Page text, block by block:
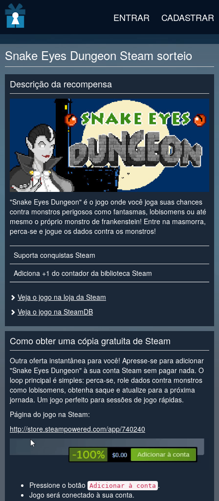
ENTRAR CADASTRAR
Snake Eyes Dungeon Steam sorteio
Descrição da recompensa
"Snake Eyes Dungeon" é o jogo onde você joga suas chances
contra monstros perigosos como fantasmas, lobisomens ou até
mesmo o próprio monstro de frankenstein! Entre na masmorra,
perca-se e jogue os dados contra os monstros!
Suporta conquistas Steam
Adiciona +1 do contador da biblioteca Steam
Veja o jogo na loja da Steam
Veja o jogo na SteamDB
Como obter uma cópia gratuita de Steam
Outra oferta instantânea para você! Apresse-se para adicionar
"Snake Eyes Dungeon" à sua conta Steam sem pagar nada. O
loop principal é simples: perca-se, role dados contra monstros
como lobisomens, obtenha saque e atualize para a próxima
jornada. Um jogo perfeito para sessões de jogo rápidas.
Página do jogo na Steam:
http://store.steampowered.com/app/740240
Pressione o botão Adicionar à conta .
Jogo será conectado à sua conta.